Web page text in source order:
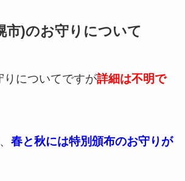
市)のお守りについて
りについてですが詳細は不明で
春と秋には特別頒布のお守りが